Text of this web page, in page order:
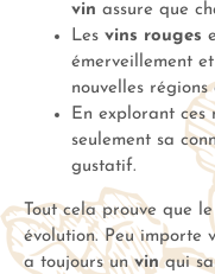
vin assure que
Les vins rouges
émerveillement et
nouvelles régions
En explorant ces
seulement sa
gustatif.
Tout cela prouve que
évolution. Peu importe
a toujours unvinqui